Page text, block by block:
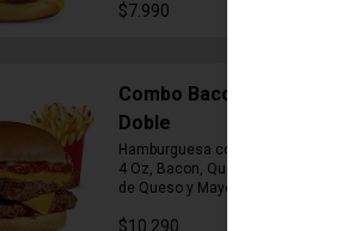
$7.990
Combo Bacon Cheddar
Doble
Hamburguesa con Doble Carne de
4 Oz, Bacon, Queso Cheddar, Salsa
de Queso y Mayonesa, Papas Fritas
$10.290